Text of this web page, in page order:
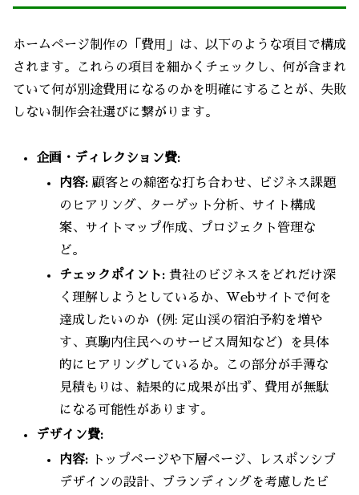
ホームページ制作の「費用」は、以下のような項目で構成
されます。これらの項目を細かくチェックし、何が含まれ
ていて何が別途費用になるのかを明確にすることが、失敗
しない制作会社選びに繋がります。
企画・ディレクション費:
内容: 顧客との綿密な打ち合わせ、ビジネス課題
のヒアリング、ターゲット分析、サイト構成
案、サイトマップ作成、プロジェクト管理な
ど。
チェックポイント: 貴社のビジネスをどれだけ深
く理解しようとしているか、Webサイトで何を
達成したいのか（例: 定山渓の宿泊予約を増や
す、真駒内住民へのサービス周知など）を具体
的にヒアリングしているか。この部分が手薄な
見積もりは、結果的に成果が出ず、費用が無駄
になる可能性があります。
デザイン費:
内容: トップページや下層ページ、レスポンシブ
デザインの設計、ブランディングを考慮したビ